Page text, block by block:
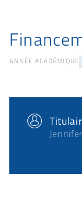
ANNÉE ACADÉMIQUE